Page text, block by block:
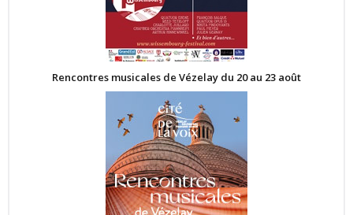
Rencontres musicales de Vézelay du 20 au 23 août